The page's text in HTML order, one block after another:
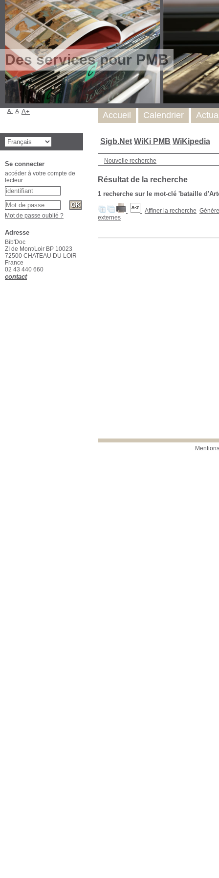
Des services pour PMB
Sigb.Net WiKi PMB WiKipedia
Nouvelle recherche
Résultat de la recherche
1 recherche sur le mot-clé 'bataille
Affiner la recherche
externes
Accueil Calendrier
A- A A+
Se connecter
accéder à votre compte de
lecteur
Mot de passe oublié ?
Adresse
Bib'Doc
ZI de Mont/Loir BP 10023
72500 CHATEAU DU LOIR
France
02 43 440 660
contact